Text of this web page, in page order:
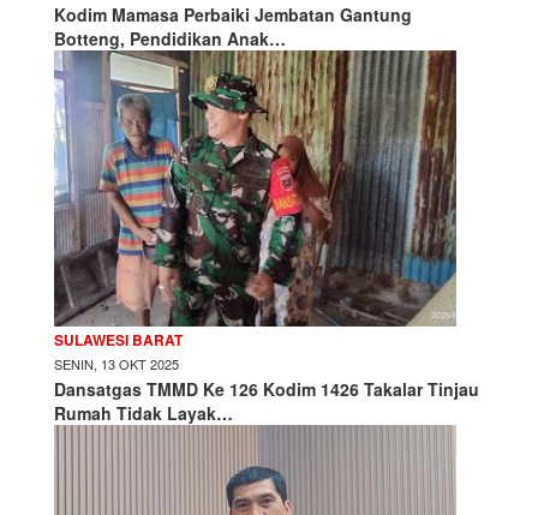
Kodim Mamasa Perbaiki Jembatan Gantung
Botteng, Pendidikan Anak…
SULAWESI BARAT
SENIN, 13 OKT 2025
Dansatgas TMMD Ke 126 Kodim 1426 Takalar Tinjau
Rumah Tidak Layak…